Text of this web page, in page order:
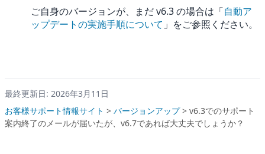
ご自身のバージョンが、まだ v6.3 の場合は「自動ア
ップデートの実施手順について 」をご参照ください。
最終更新日: 2026年3月11日
お客様サポート情報サイト > バージョンアップ> v6.3でのサポート
案内終了のメールが届いたが、v6.7であれば大丈夫でしょうか？